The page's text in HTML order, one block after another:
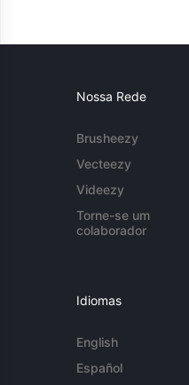
Nossa Rede
Brusheezy
Vecteezy
Videezy
Torne-se um
colaborador
Idiomas
English
Español